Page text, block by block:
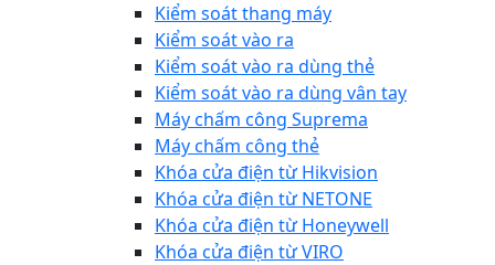
Kiểm soát thang máy
Kiểm soát vào ra
Kiểm soát vào ra dùng thẻ
Kiểm soát vào ra dùng vân tay
Máy chấm công Suprema
Máy chấm công thẻ
Khóa cửa điện từ Hikvision
Khóa cửa điện từ NETONE
Khóa cửa điện từ Honeywell
Khóa cửa điện từ VIRO